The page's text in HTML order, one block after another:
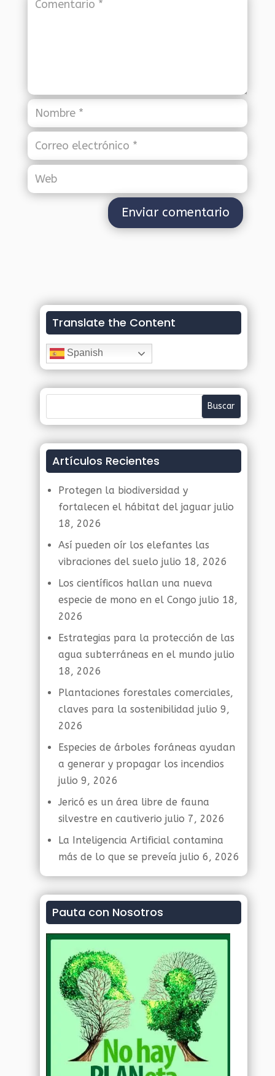
Translate the Content
Spanish
Artículos Recientes
Protegen la biodiversidad y
fortalecen el hábitat del jaguar julio
18, 2026
Así pueden oír los elefantes las
vibraciones del suelo julio 18, 2026
Los científicos hallan una nueva
especie de mono en el Congo julio 18,
2026
Estrategias para la protección de las
agua subterráneas en el mundo julio
18, 2026
Plantaciones forestales comerciales,
claves para la sostenibilidad julio 9,
2026
Especies de árboles foráneas ayudan
a generar y propagar los incendios
julio 9, 2026
Jericó es un área libre de fauna
silvestre en cautiverio julio 7, 2026
La Inteligencia Artificial contamina
más de lo que se preveía julio 6, 2026
Pauta con Nosotros